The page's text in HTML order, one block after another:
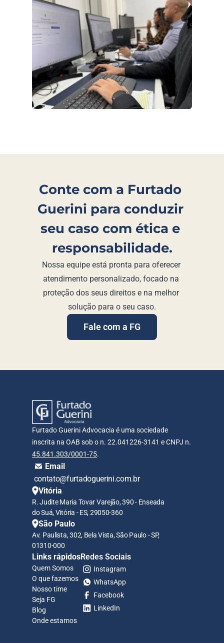
Furtado Guerini Advocacia é uma sociedade
45.841.303/0001-75.
Email
contato@furtadoguerini.com.br
Vitória
R. Judite Maria Tovar Varejão, 390 - Enseada
do Suá, Vitória - ES, 29050-360
São Paulo
Av. Paulista, 302, Bela Vista, São Paulo - SP,
01310-000
Links rápidos
Quem Somos
O que fazemos
Nosso time
Seja FG
Blog
Onde estamos
Redes Sociais
Instagram
WhatsApp
Facebook
LinkedIn
Conte com a Furtado
Guerini para conduzir
seu caso com ética e
responsabilidade.
Nossa equipe está pronta para oferecer
atendimento personalizado, focado na
proteção dos seus direitos e na melhor
solução para o seu caso.
Fale com a FG